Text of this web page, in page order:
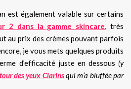
est également valable sur certains
2 dans la gamme skincare, très
au prix des crèmes pouvant parfois
je vous mets quelques produits
d’efficacité juste en dessous (y
des yeux Clarinsqui m’a bluffée par